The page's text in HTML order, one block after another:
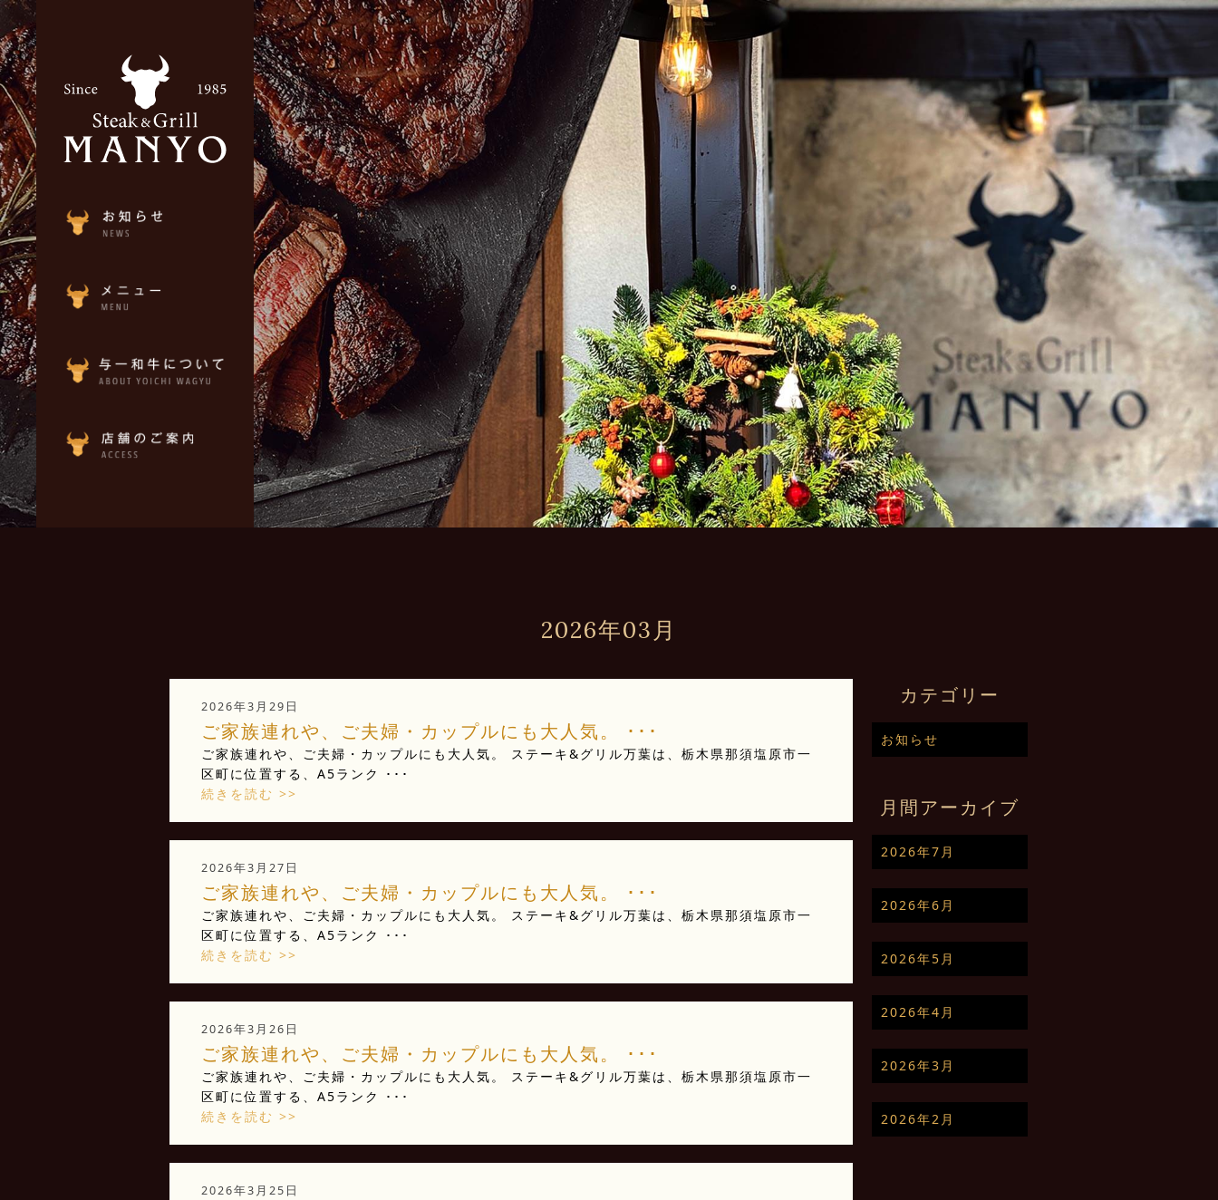
2026年03月
2026年3月29日
ご家族連れや、ご夫婦・カップルにも大人気。 ･･･
ご家族連れや、ご夫婦・カップルにも大人気。 ステーキ&グリル万葉は、栃木県那須塩原市一
区町に位置する、A5ランク ･･･
続きを読む >>
2026年3月27日
ご家族連れや、ご夫婦・カップルにも大人気。 ･･･
ご家族連れや、ご夫婦・カップルにも大人気。 ステーキ&グリル万葉は、栃木県那須塩原市一
区町に位置する、A5ランク ･･･
続きを読む >>
2026年3月26日
ご家族連れや、ご夫婦・カップルにも大人気。 ･･･
ご家族連れや、ご夫婦・カップルにも大人気。 ステーキ&グリル万葉は、栃木県那須塩原市一
区町に位置する、A5ランク ･･･
続きを読む >>
2026年3月25日
カテゴリー
お知らせ
月間アーカイブ
2026年7月
2026年6月
2026年5月
2026年4月
2026年3月
2026年2月